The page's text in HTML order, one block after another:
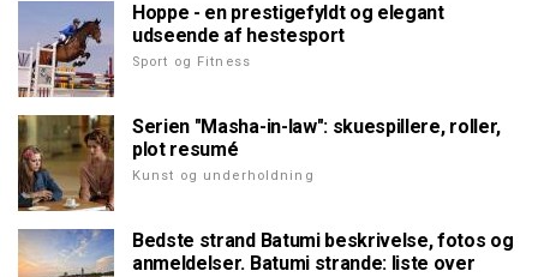
Hoppe - en prestigefyldt og elegant
udseende af hestesport
Sport og Fitness
Serien "Masha-in-law": skuespillere, roller,
plot resumé
Kunst og underholdning
Bedste strand Batumi beskrivelse, fotos og
anmeldelser. Batumi strande: liste over